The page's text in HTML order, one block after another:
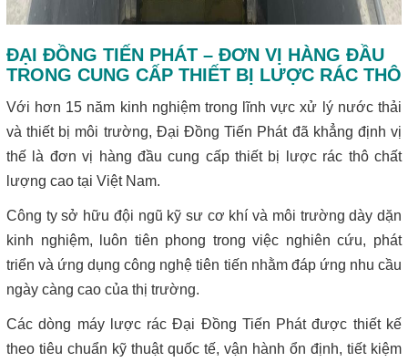
ĐẠI ĐỒNG TIẾN PHÁT – ĐƠN VỊ HÀNG ĐẦU
TRONG CUNG CẤP THIẾT BỊ LƯỢC RÁC THÔ
Với hơn 15 năm kinh nghiệm trong lĩnh vực xử lý nước thải
và thiết bị môi trường, Đại Đồng Tiến Phát đã khẳng định vị
thế là đơn vị hàng đầu cung cấp thiết bị lược rác thô chất
lượng cao tại Việt Nam.
Công ty sở hữu đội ngũ kỹ sư cơ khí và môi trường dày dặn
kinh nghiệm, luôn tiên phong trong việc nghiên cứu, phát
triển và ứng dụng công nghệ tiên tiến nhằm đáp ứng nhu cầu
ngày càng cao của thị trường.
Các dòng máy lược rác Đại Đồng Tiến Phát được thiết kế
theo tiêu chuẩn kỹ thuật quốc tế, vận hành ổn định, tiết kiệm